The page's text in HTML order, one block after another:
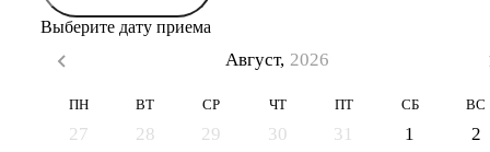
Выберите дату приема
Август, 2026
ПН ВТ СР ЧТ ПТ СБ ВС
27 28 29 30 31 1 2